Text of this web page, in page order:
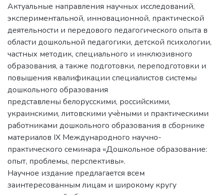
Актуальные направления научных исследований,
экспериментальной, инновационной, практической
деятельности и передового педагогического опыта в
области дошкольной педагогики, детской психологии,
частных методик, специального и инклюзивного
образования, а также подготовки, переподготовки и
повышения квалификации специалистов системы
дошкольного образования
представлены белорусскими, российскими,
украинскими, литовскими учѐными и практическими
работниками дошкольного образования в сборнике
материалов IХ Международного научно-
практического семинара «Дошкольное образование:
опыт, проблемы, перспективы».
Научное издание предлагается всем
заинтересованным лицам и широкому кругу